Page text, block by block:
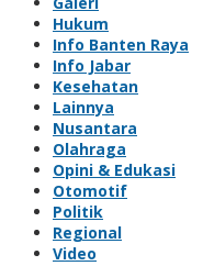
Hukum
Info Banten Raya
Info Jabar
Kesehatan
Lainnya
Nusantara
Olahraga
Opini & Edukasi
Otomotif
Politik
Regional
Video